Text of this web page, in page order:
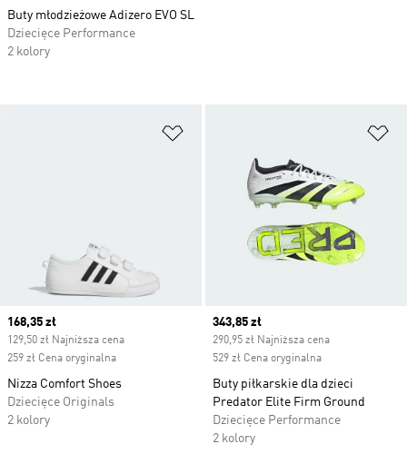
Current price
168,35 zł
129,50 zł Najniższa cena
259 zł Cena oryginalna
Nizza Comfort Shoes
Dziecięce Originals
2 kolory
Current price
343,85 zł
290,95 zł Najniższa cena
529 zł Cena oryginalna
Buty piłkarskie dla dzieci
Predator Elite Firm Ground
Dziecięce Performance
2 kolory
Buty młodzieżowe Adizero EVO SL
Dziecięce Performance
2 kolory